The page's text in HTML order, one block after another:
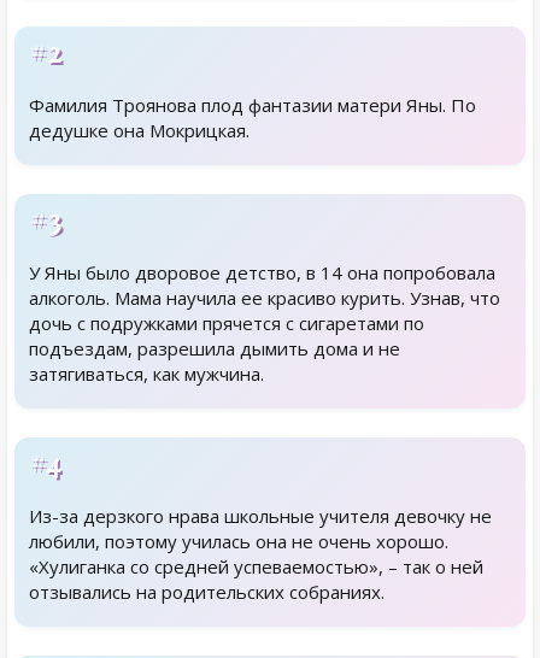
#2
Фамилия Троянова плод фантазии матери Яны. По
дедушке она Мокрицкая.
#3
У Яны было дворовое детство, в 14 она попробовала
алкоголь. Мама научила ее красиво курить. Узнав, что
дочь с подружками прячется с сигаретами по
подъездам, разрешила дымить дома и не
затягиваться, как мужчина.
#4
Из-за дерзкого нрава школьные учителя девочку не
любили, поэтому училась она не очень хорошо.
«Хулиганка со средней успеваемостью», – так о ней
отзывались на родительских собраниях.